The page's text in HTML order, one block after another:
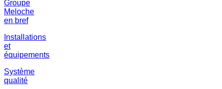
Groupe
Meloche
en bref
Installations
et
équipements
Système
qualité